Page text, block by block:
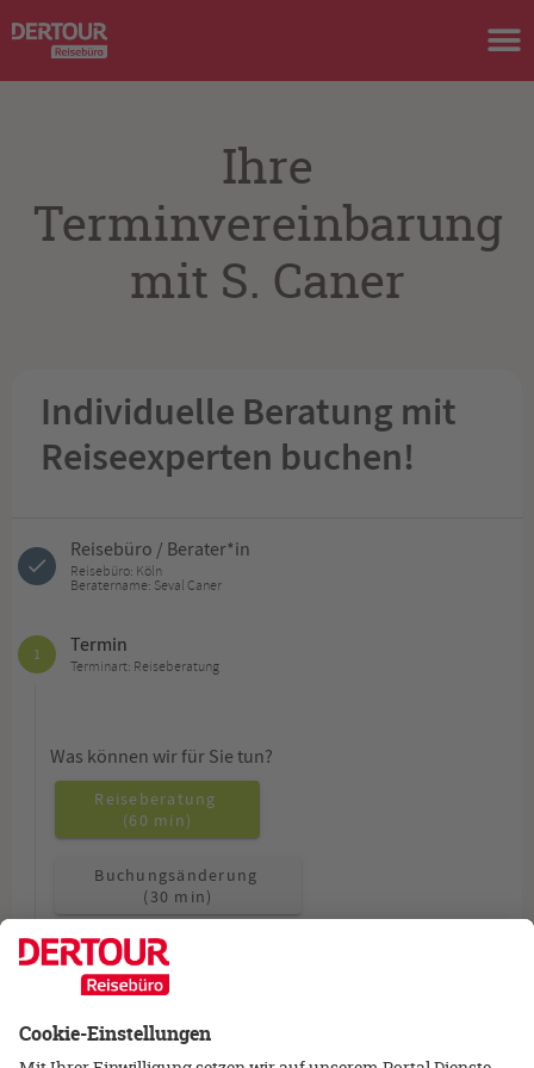
Ihre
Terminvereinbarung
mit S. Caner
Individuelle Beratung mit
Reiseexperten buchen!
Reisebüro / Berater*in
Reisebüro: Köln
Beratername: Seval Caner
1 Termin
Terminart: Reiseberatung
Was können wir für Sie tun?
Reiseberatung
(60 min)
Buchungsänderung
(30 min)
Allgemeine Fragen
(15 min)
Wie möchten Sie beraten werden?